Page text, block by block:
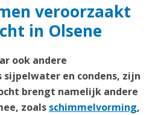
veroorzaakt
in Olsene
ook andere
en condens, zijn
brengt namelijk andere
zoals schimmelvorming,